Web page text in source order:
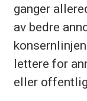
ganger
av bedre
lettere for
eller